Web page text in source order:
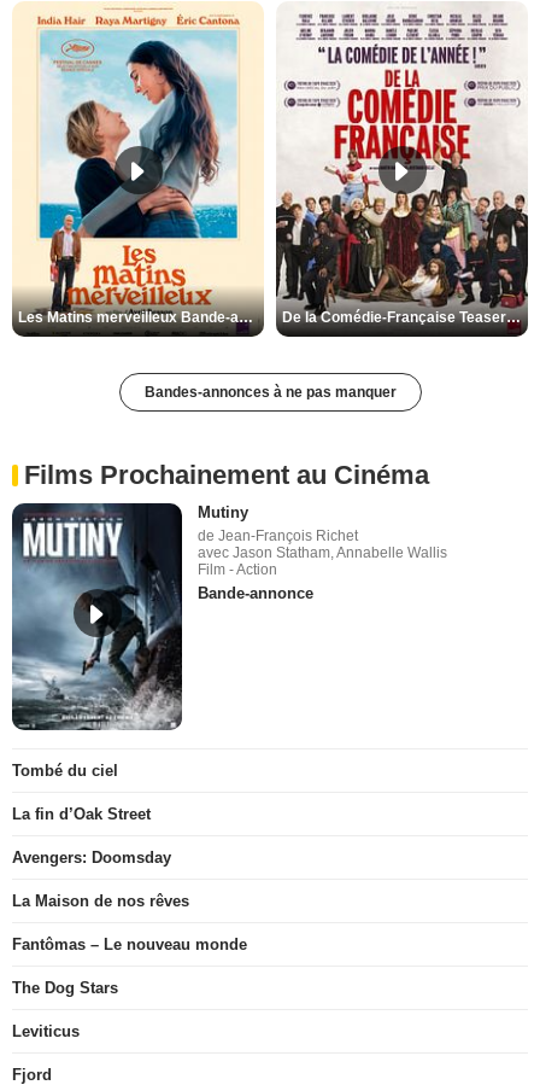
Les Matins merveilleux Bande-annonce VF De la Comédie-Française Teaser VF
Bandes-annonces à ne pas manquer
Films Prochainement au Cinéma
Mutiny
de Jean-François Richet
avec Jason Statham, Annabelle Wallis
Film - Action
Bande-annonce
Tombé du ciel
La fin d’Oak Street
Avengers: Doomsday
La Maison de nos rêves
Fantômas – Le nouveau monde
The Dog Stars
Leviticus
Fjord